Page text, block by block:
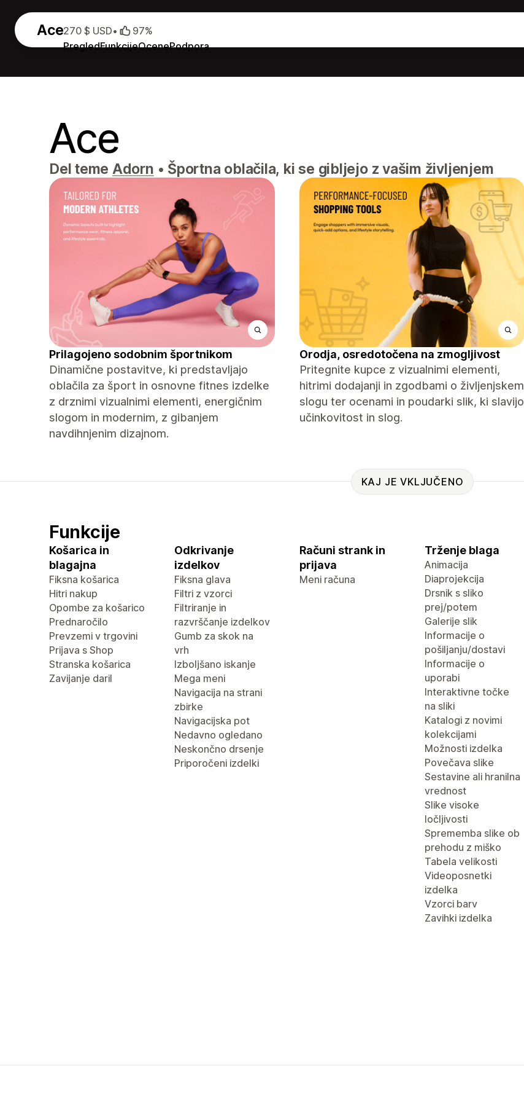
Ace
PregledFunkcijeOcenePodpora
270 $ USD• 97%
Ace
Del teme Adorn • Športna oblačila, ki se gibljejo z vašim življenjem
Prilagojeno sodobnim športnikom
Dinamične postavitve, ki predstavljajo
oblačila za šport in osnovne fitnes izdelke
z drznimi vizualnimi elementi, energičnim
slogom in modernim, z gibanjem
navdihnjenim dizajnom.
Orodja, osredotočena na zmogljivost
Pritegnite kupce z vizualnimi elementi,
hitrimi dodajanji in zgodbami o življenjskem
slogu ter ocenami in poudarki slik, ki slavijo
učinkovitost in slog.
KAJ JE VKLJUČENO
Funkcije
Košarica in
blagajna
Fiksna košarica
Hitri nakup
Opombe za košarico
Prednaročilo
Prevzemi v trgovini
Prijava s Shop
Stranska košarica
Zavijanje daril
Odkrivanje
izdelkov
Fiksna glava
Filtri z vzorci
Filtriranje in
razvrščanje izdelkov
Gumb za skok na
vrh
Izboljšano iskanje
Mega meni
Navigacija na strani
zbirke
Navigacijska pot
Nedavno ogledano
Neskončno drsenje
Priporočeni izdelki
Računi strank in
prijava
Meni računa
Trženje blaga
Animacija
Diaprojekcija
Drsnik s sliko
prej/potem
Galerije slik
Informacije o
pošiljanju/dostavi
Informacije o
uporabi
Interaktivne točke
na sliki
Katalogi z novimi
kolekcijami
Možnosti izdelka
Povečava slike
Sestavine ali hranilna
vrednost
Slike visoke
ločljivosti
Sprememba slike ob
prehodu z miško
Tabela velikosti
Videoposnetki
izdelka
Vzorci barv
Zavihki izdelka